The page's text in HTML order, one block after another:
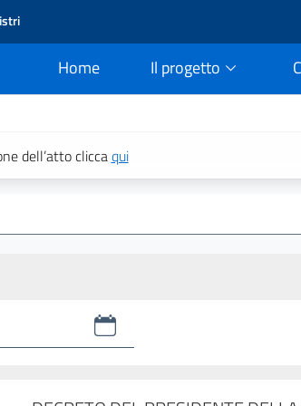
Home
current Il progetto
dell’atto cliccaqui